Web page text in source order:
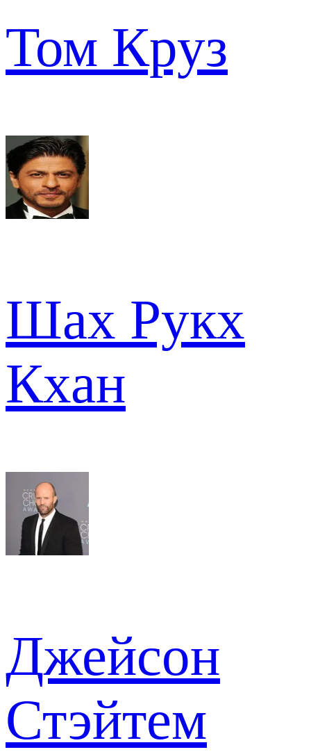
Том Круз
Шах Рукх
Кхан
Джейсон
Стэйтем